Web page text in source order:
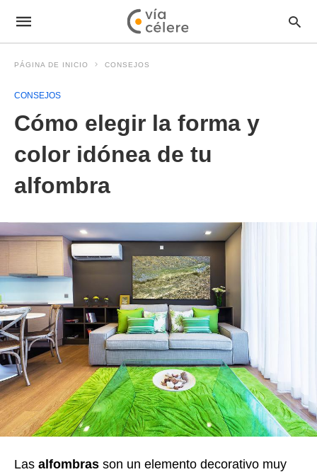
PÁGINA DE INICIO CONSEJOS
CONSEJOS
Cómo elegir la forma y
color idónea de tu
alfombra
Las alfombras son un elemento decorativo muy